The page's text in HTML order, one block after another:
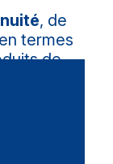
, de
termes
de
et